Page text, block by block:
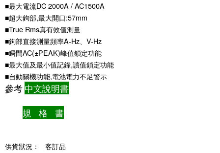
■最大電流DC 2000A / AC1500A
■超大鉤部,最大開口:57mm
■True Rms真有效值測量
■鉤部直接測量頻率A-Hz、V-Hz
■瞬間AC(±PEAK)峰值鎖定功能
■最大值及最小值記錄,讀值鎖定功能
■自動關機功能,電池電力不足警示
參考中文說明書
規 格 書
供貨狀況： 客訂品